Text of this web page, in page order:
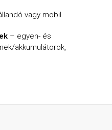
vagy mobil
– egyen- és
akkumulátorok,